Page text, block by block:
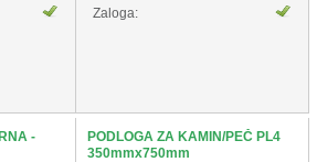
Zaloga:
-
PODLOGA ZA KAMIN/PEČ PL4
350mmx750mm